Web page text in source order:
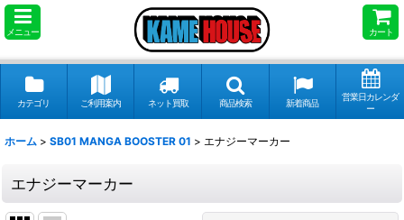
メニュー カート
カテゴリ ご利用案内 ネット買取 商品検索 新着商品
営業日カレンダ
ー
ホーム > SB01 MANGA BOOSTER 01 > エナジーマーカー
エナジーマーカー